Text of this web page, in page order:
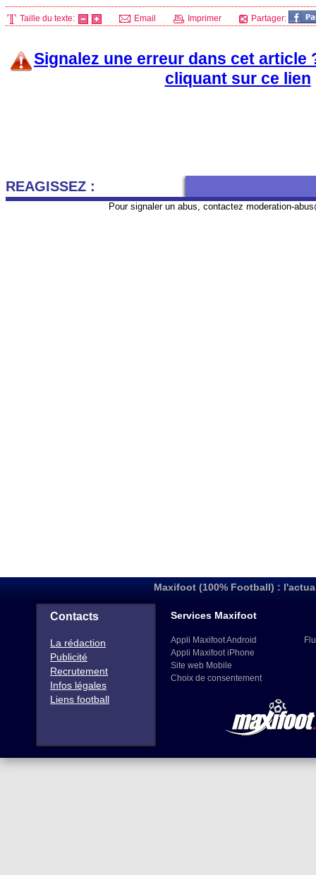
Taille du texte: Email Imprimer Partager:
Signalez une erreur dans cet article
cliquant sur ce lien
REAGISSEZ :
Pour signaler un abus, contactez moderation-
Maxifoot (100% Football) :
Contacts
La rédaction
Publicité
Recrutement
Infos légales
Liens football
Services Maxifoot
Appli Maxifoot Android
Appli Maxifoot iPhone
Site web Mobile
Choix de consentement